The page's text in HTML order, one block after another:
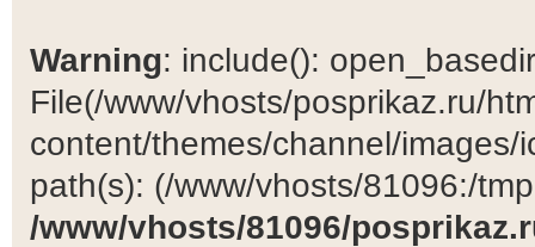
Warning: include():
File(/www/vhosts/posprikaz.ru/
content/themes/channel/
path(s): (/www/vhosts/81096:/
/www/vhosts/81096/